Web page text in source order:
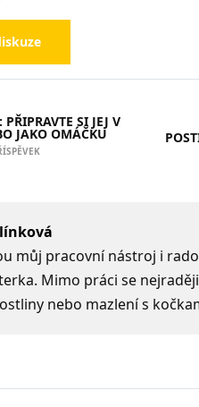
SI JEJ V
JAKO OMÁČKU
můj pracovní nástroj i
Mimo práci se
nebo mazlení s